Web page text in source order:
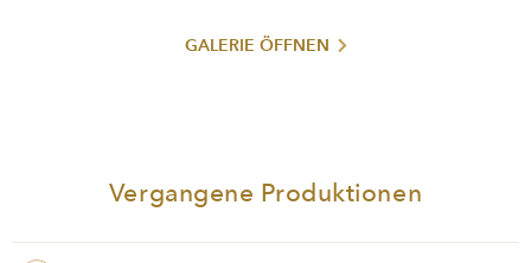
GALERIE ÖFFNEN
Vergangene Produktionen